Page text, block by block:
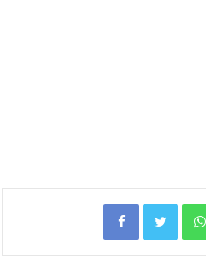
Facebook Twitter